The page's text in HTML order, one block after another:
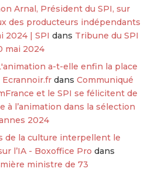
Arnal, Président du SPI, sur
des producteurs indépendants
2024 | SPI dans Tribune du SPI
mai 2024
a-t-elle enfin la place
dans Communiqué
et le SPI se félicitent de
à l’animation dans la sélection
2024
de la culture interpellent le
l’IA - Boxoffice Pro dans
ministre de 73